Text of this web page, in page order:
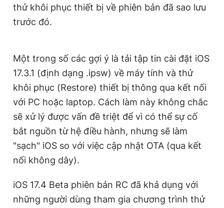
thử khôi phục thiết bị về phiên bản đã sao lưu
trước đó.
Một trong số các gợi ý là tải tập tin cài đặt iOS
17.3.1 (định dạng .ipsw) về máy tính và thử
khôi phục (Restore) thiết bị thông qua kết nối
với PC hoặc laptop. Cách làm này không chắc
sẽ xử lý được vấn đề triệt để vì có thể sự cố
bắt nguồn từ hệ điều hành, nhưng sẽ làm
"sạch" iOS so với việc cập nhật OTA (qua kết
nối không dây).
iOS 17.4 Beta phiên bản RC đã khả dụng với
những người dùng tham gia chương trình thử